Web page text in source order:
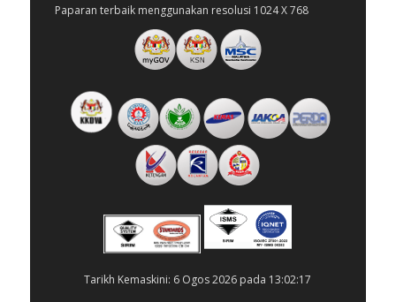
Paparan terbaik menggunakan resolusi 1024 X 768
Tarikh Kemaskini: 6 Ogos 2026 pada 13:02:17